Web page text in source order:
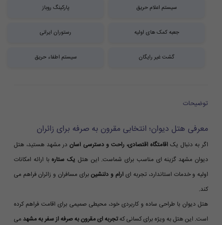
سیستم اعلام حریق پارکینگ روباز
جعبه کمک های اولیه رستوران ایرانی
گشت غیر رایگان سیستم اطفاء حریق
توضیحات
معرفی هتل دیوان؛ انتخابی مقرون به صرفه برای زائران
اگر به دنبال یک اقامتگاه اقتصادی، راحت و دسترسی آسان در مشهد هستید، هتل
دیوان مشهد گزینه ای مناسب برای شماست. این هتل یک ستارهبا ارائه امکانات
اولیه و خدمات استاندارد، تجربه ای آرام و دلنشینبرای مسافران و زائران فراهم می
کند.
هتل دیوان با طراحی ساده و کاربردی خود، محیطی صمیمی برای اقامت فراهم کرده
است. این هتل به ویژه برای کسانی کهتجربه ای مقرون به صرفه از سفر به مشهد می